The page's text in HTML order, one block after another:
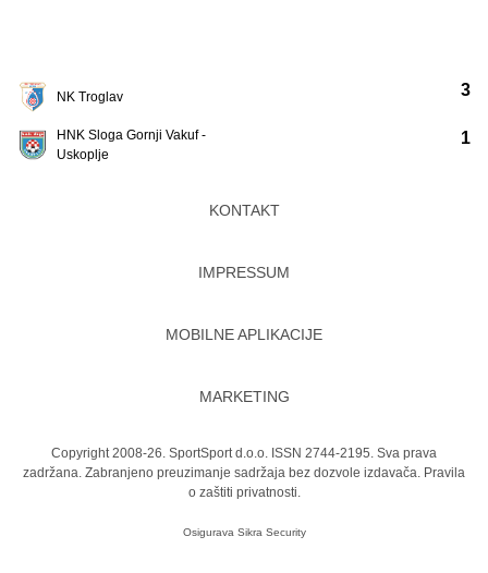
NK Troglav
HNK Sloga Gornji Vakuf -
Uskoplje
3
1
KONTAKT
IMPRESSUM
MOBILNE APLIKACIJE
MARKETING
Copyright 2008-26. SportSport d.o.o. ISSN 2744-2195. Sva prava
zadržana. Zabranjeno preuzimanje sadržaja bez dozvole izdavača. Pravila
o zaštiti privatnosti.
Osigurava Sikra Security